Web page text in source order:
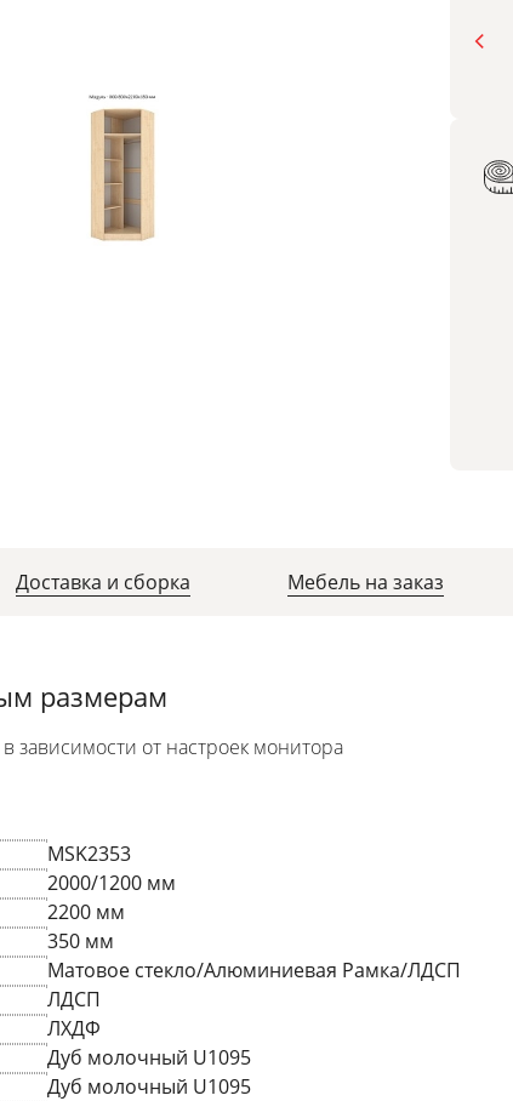
Доставка и сборка Мебель на заказ
размерам
зависимости от настроек монитора
MSK2353
2000/1200 мм
2200 мм
350 мм
Матовое стекло/Алюминиевая Рамка/ЛДСП
ЛДСП
ЛХДФ
Дуб молочный U1095
Дуб молочный U1095